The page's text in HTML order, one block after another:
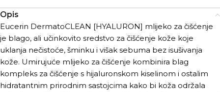
Opis
Eucerin DermatoCLEAN [HYALURON] mlijeko za čišćenje
je blago, ali učinkovito sredstvo za čišćenje kože koje
uklanja nečistoće, šminku i višak sebuma bez isušivanja
kože. Umirujuće mlijeko za čišćenje kombinira blag
kompleks za čišćenje s hijaluronskom kiselinom i ostalim
hidratantnim prirodnim sastojcima kako bi koža održala